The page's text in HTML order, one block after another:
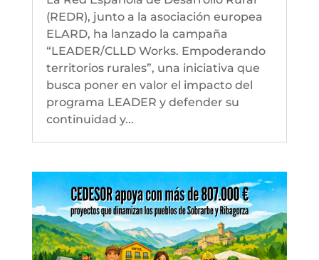
(REDR), junto a la asociación europea
ELARD, ha lanzado la campaña
“LEADER/CLLD Works. Empoderando
territorios rurales”, una iniciativa que
busca poner en valor el impacto del
programa LEADER y defender su
continuidad y...